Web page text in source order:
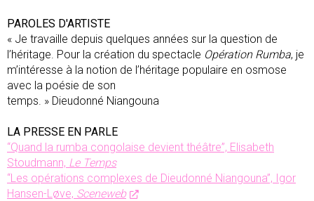
PAROLES D'ARTISTE
« Je travaille depuis quelques années sur la question de
l’héritage. Pour la création du spectacle Opération Rumba, je
m’intéresse à la notion de l’héritage populaire en osmose
avec la poésie de son
temps. » Dieudonné Niangouna
LA PRESSE EN PARLE
“Quand la rumba congolaise devient théâtre”, Elisabeth
Stoudmann, Le Temps
“Les opérations complexes de Dieudonné Niangouna”, Igor
Hansen-Løve, Sceneweb